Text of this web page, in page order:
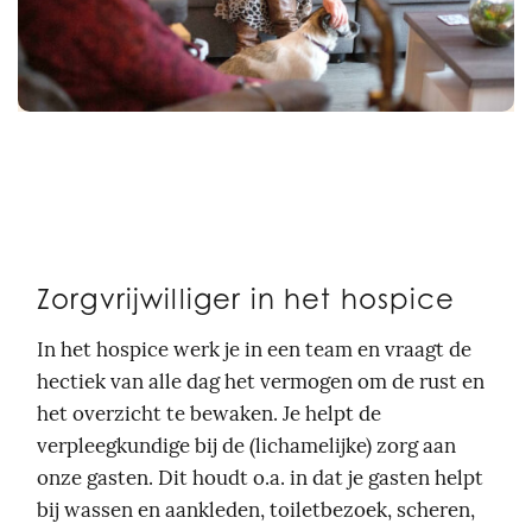
Zorgvrijwilliger in het hospice
In het hospice werk je in een team en vraagt de
hectiek van alle dag het vermogen om de rust en
het overzicht te bewaken. Je helpt de
verpleegkundige bij de (lichamelijke) zorg aan
onze gasten. Dit houdt o.a. in dat je gasten helpt
bij wassen en aankleden, toiletbezoek, scheren,